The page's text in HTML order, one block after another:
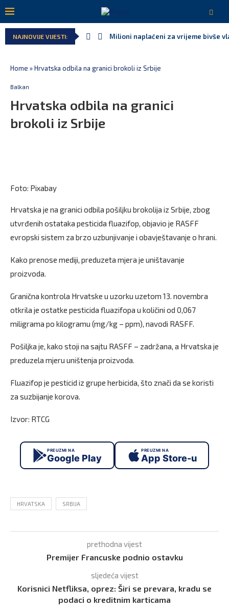
NAJNOVIJE VIJESTI: Milioni naplaćeni za vrijeme bivše
Home »Hrvatska odbila na granici brokoli iz Srbije
Balkan
Hrvatska odbila na granici
brokoli iz Srbije
Foto: Pixabay
Hrvatska je na granici odbila pošiljku brokolija iz Srbije, zbog
utvrđenih ostataka pesticida fluazifop, objavio je RASFF
evropski sistem za brzo uzbunjivanje i obavještavanje o hrani.
Kako prenose mediji, preduzeta mjera je uništavanje
proizvoda.
Granična kontrola Hrvatske u uzorku uzetom 13. novembra
otkrila je ostatke pesticida fluazifopa u količini od 0,067
miligrama po kilogramu (mg/kg – ppm), navodi RASFF.
Pošiljka je, kako stoji na sajtu RASFF – zadržana, a Hrvatska je
preduzela mjeru uništenja proizvoda.
Fluazifop je pesticid iz grupe herbicida, što znači da se koristi
za suzbijanje korova.
Izvor: RTCG
PREUZMI NA
Google Play
PREUZMI NA
App Store-u
HRVATSKA SRBIJA
prethodna vijest
Premijer Francuske podnio ostavku
sljedeća vijest
Korisnici Netfliksa, oprez: Širi se prevara, kradu se
podaci o kreditnim karticama